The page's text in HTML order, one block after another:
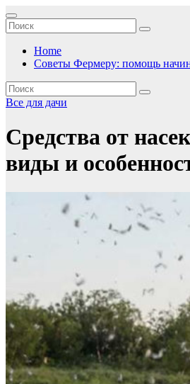
Перейти
к
содержимому
Home
Советы Фермеру: помощь
Все для дачи
Cредства от
виды и